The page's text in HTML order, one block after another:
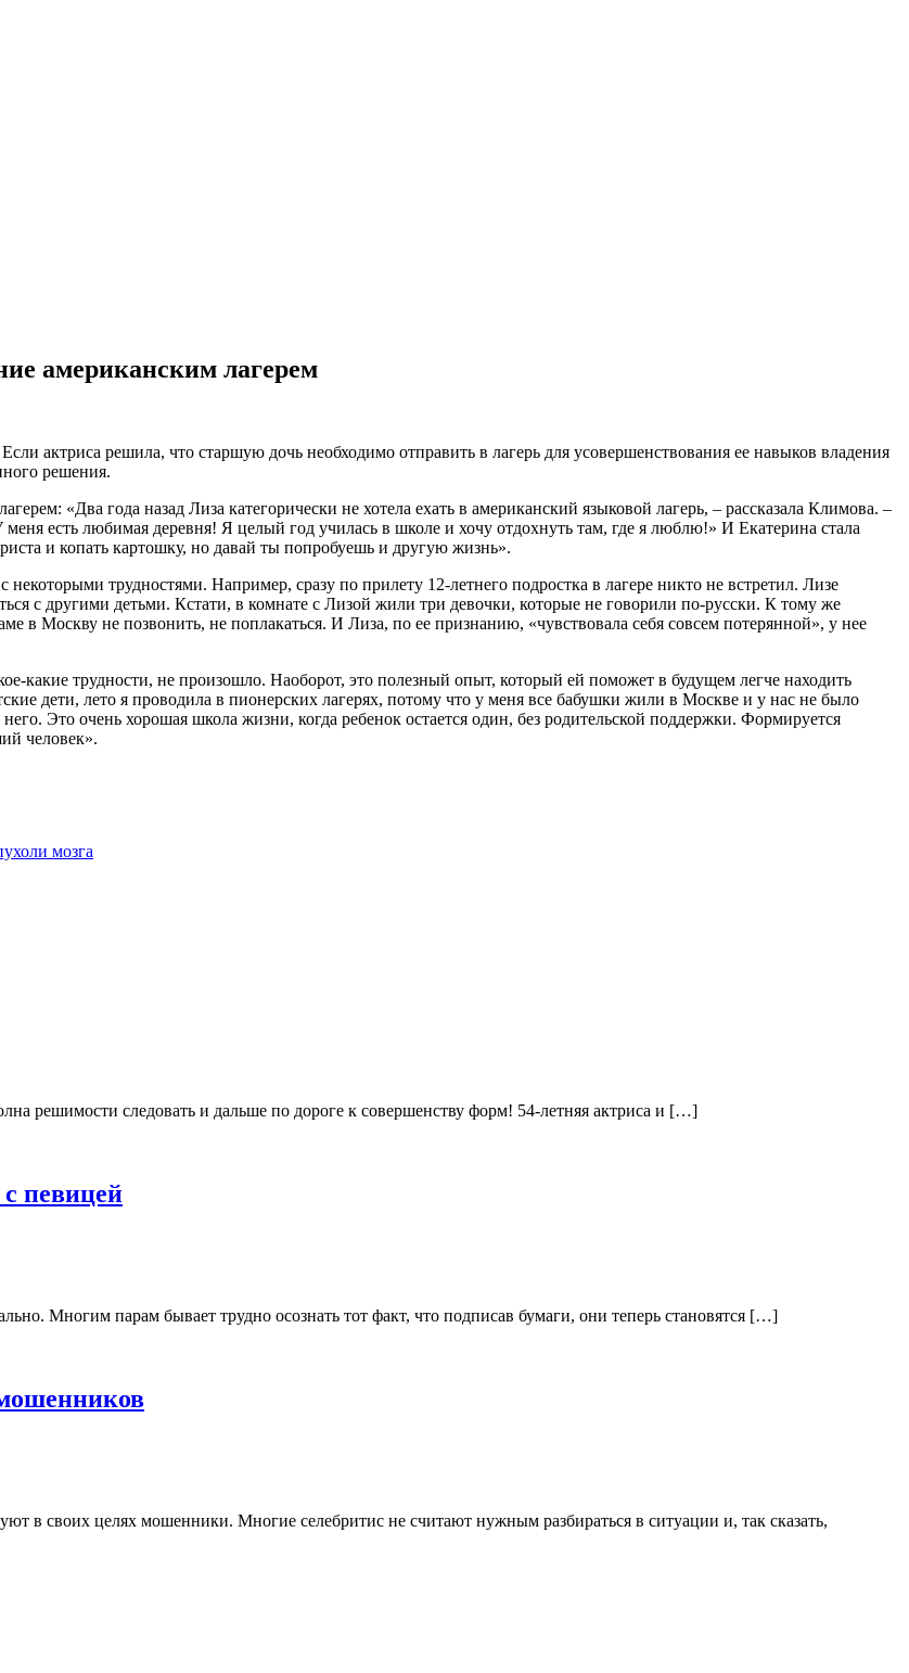
американским лагерем
актриса решила, что старшую дочь необходимо отправить в лагерь для усовершенствования ее навыков владения
решения.
«Два года назад Лиза категорически не хотела ехать в американский языковой лагерь, – рассказала Климова. –
есть любимая деревня! Я целый год училась в школе и хочу отдохнуть там, где я люблю!» И Екатерина стала
и копать картошку, но давай ты попробуешь и другую жизнь».
трудностями. Например, сразу по прилету 12-летнего подростка в лагере никто не встретил. Лизе
с другими детьми. Кстати, в комнате с Лизой жили три девочки, которые не говорили по-русски. К тому же
в Москву не позвонить, не поплакаться. И Лиза, по ее признанию, «чувствовала себя совсем потерянной», у нее
какие трудности, не произошло. Наоборот, это полезный опыт, который ей поможет в будущем легче находить
дети, лето я проводила в пионерских лагерях, потому что у меня все бабушки жили в Москве и у нас не было
Это очень хорошая школа жизни, когда ребенок остается один, без родительской поддержки. Формируется
человек».
мозга
решимости следовать и дальше по дороге к совершенству форм! 54-летняя актриса и […]
певицей
Многим парам бывает трудно осознать тот факт, что подписав бумаги, они теперь становятся […]
в своих целях мошенники. Многие селебритис не считают нужным разбираться в ситуации и, так сказать,